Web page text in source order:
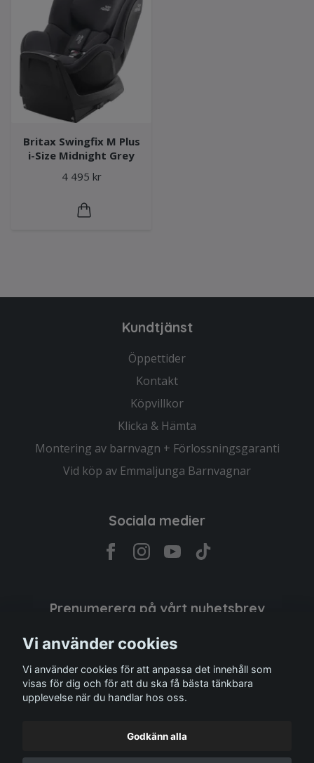
Britax Swingfix M Plus
i-Size Midnight Grey
4 495 kr
Kundtjänst
Öppettider
Kontakt
Köpvillkor
Klicka & Hämta
Montering av barnvagn + Förlossningsgaranti
Vid köp av Emmaljunga Barnvagnar
Sociala medier
Prenumerera på vårt nyhetsbrev
Vi använder cookies
Vi använder cookies för att anpassa det innehåll som
visas för dig och för att du ska få bästa tänkbara
upplevelse när du handlar hos oss.
Godkänn alla